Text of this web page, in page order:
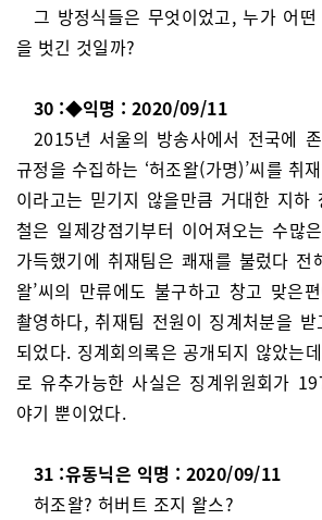
그 방정식들은 무엇이었고, 누가 어
을 벗긴 것일까?
30 :◆익명 : 2020/09/11
2015년 서울의 방송사에서 전국에
규정을 수집하는 ‘허조왈(가명)’씨를 취
이라고는 믿기지 않을만큼 거대한 지하
철은 일제강점기부터 이어져오는 수많
가득했기에 취재팀은 쾌재를 불렀다 전
왈’씨의 만류에도 불구하고 창고 맞은
촬영하다, 취재팀 전원이 징계처분을
되었다. 징계회의록은 공개되지 않았는
로 유추가능한 사실은 징계위원회가
야기 뿐이었다.
31 :유동닉은 익명 : 2020/09/11
허조왈? 허버트 조지 왈스?